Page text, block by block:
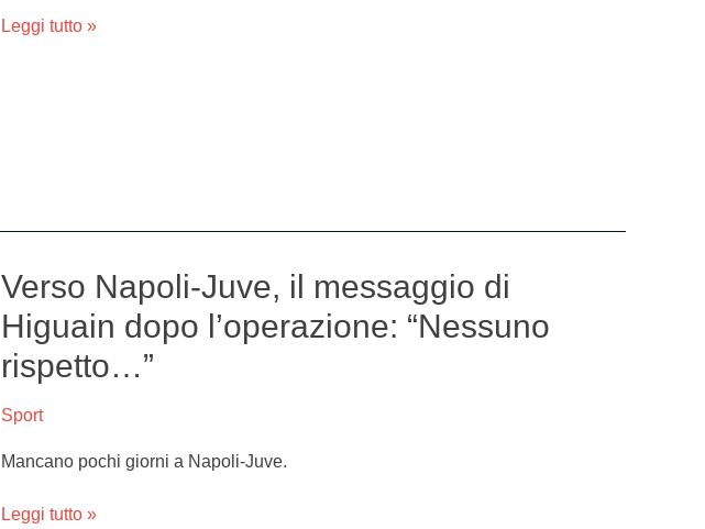
i
Leggi tutto »
Verso Napoli-Juve, il messaggio di
Higuain dopo l’operazione: “Nessuno
rispetto…”
Sport
Mancano pochi giorni a Napoli-Juve.
Verso
Juve,
il
messaggio
di
dopo
“Nessuno
Leggi tutto »